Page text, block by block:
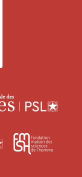
École
pratique